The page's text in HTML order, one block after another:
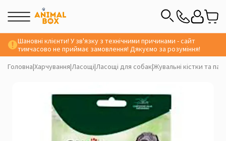
Шановні клієнти! У зв'язку з технічними причинами - сайт
тимчасово не приймає замовлення! Дякуємо за розуміння!
Головна|Харчування|Ласощі|Ласощі для собак|Жувальні кістки та